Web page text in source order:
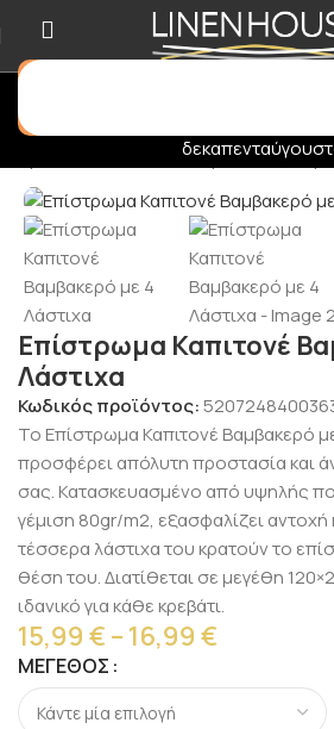
Υπνοδωμάτιο/
Επίστρωμα Καπιτονέ
Λάστιχα
Κωδικός προϊόντος:
Το Επίστρωμα Καπιτονέ Βαμβακερό
προσφέρει απόλυτη προστασία και
σας. Κατασκευασμένο από υψηλής
γέμιση 80gr/m2, εξασφαλίζει
τέσσερα λάστιχα του κρατούν το
θέση του. Διατίθεται σε μεγέθη
ιδανικό για κάθε κρεβάτι.
15,99 €– 16,99 €
ΜΈΓΕΘΟΣ
Alternative: